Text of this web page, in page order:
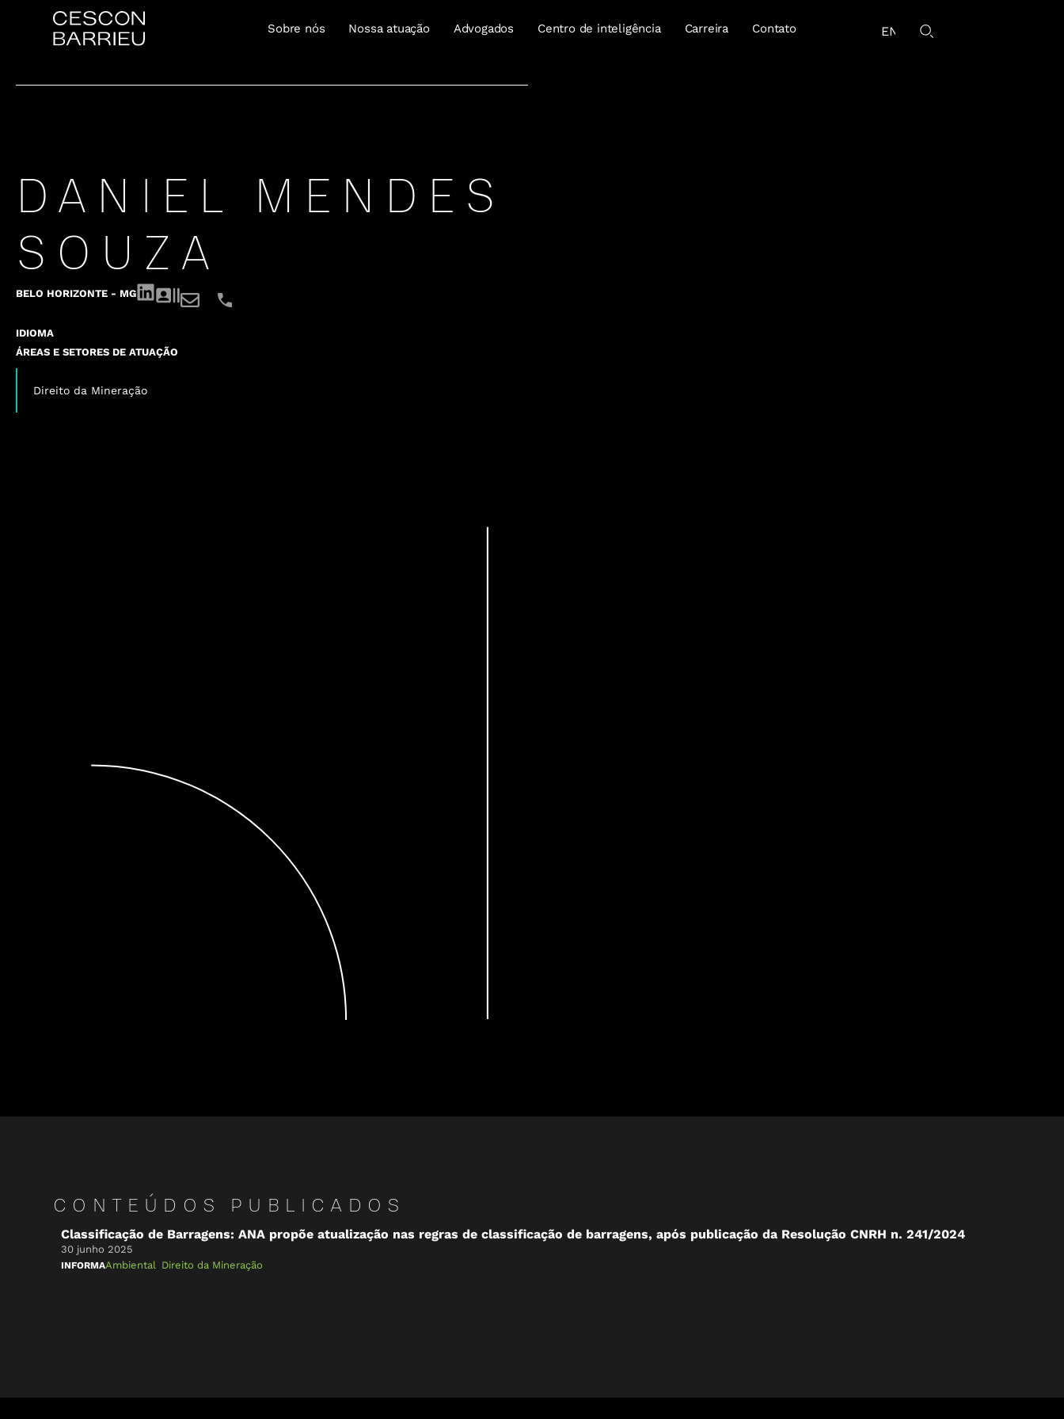
Sobre nós Nossa atuação Advogados Centro de inteligência Carreira Contato EN
DANIEL MENDES
SOUZA
BELO HORIZONTE - MG
IDIOMA
ÁREAS E SETORES DE ATUAÇÃO
Direito da Mineração
CONTEÚDOS PUBLICADOS
Classificação de Barragens: ANA propõe atualização nas regras de classificação de barragens, após publicação da Resolução CNRH n. 241/2024
30 junho 2025
INFORMAAmbiental, Direito da Mineração